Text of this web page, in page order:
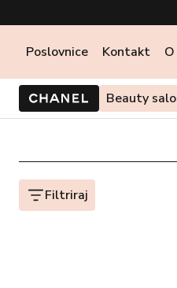
Poslovnice Kontakt
Beauty
PONUDE I
Filtriraj